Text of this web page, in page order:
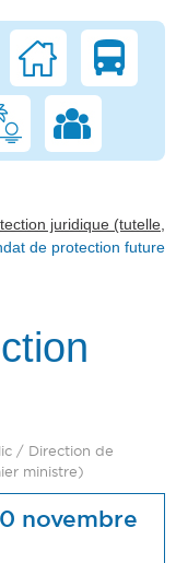
juridique (tutelle,
de protection future
/ Direction de
ministre)
novembre